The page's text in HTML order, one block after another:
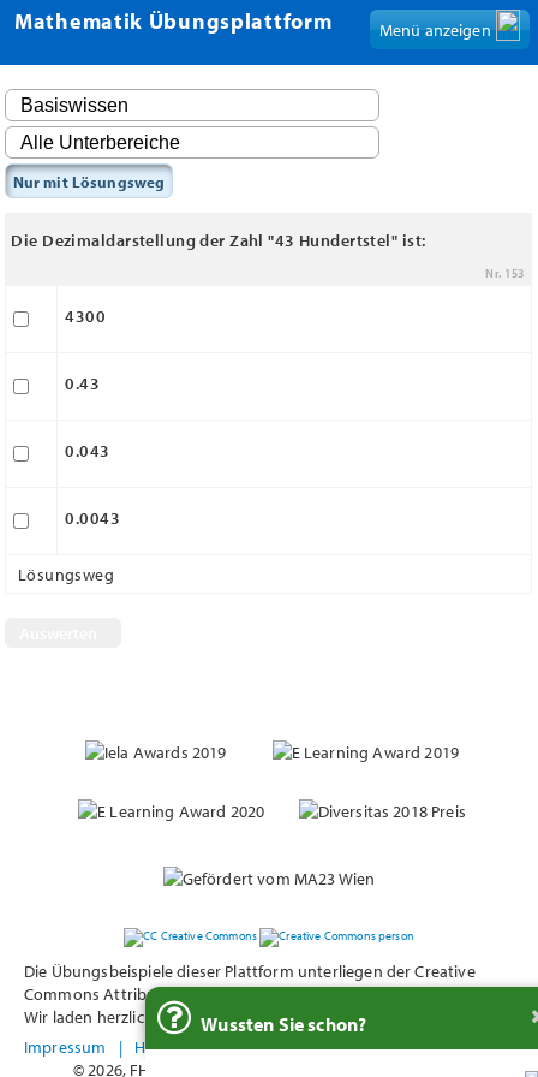
Mathematik Übungsplattform Menü anzeigen
Nur mit Lösungsweg
Die Dezimaldarstellung der Zahl "43 Hundertstel" ist:
Nr. 153
4300
0.43
0.043
0.0043
Lösungsweg
Die Übungsbeispiele dieser Plattform unterliegen der Creative
Commons Attribution 4.0 International (CC BY 4.0) - Lizensierung.
Wir laden herzlich zur Nutzung in diesem Rahmen ein.
Impressum
| Hilfe | Kontakt
© 2026, FH Technikum Wien,
Wussten Sie schon?